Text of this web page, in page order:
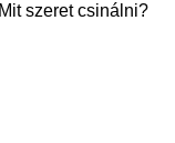
szeret csinálni?